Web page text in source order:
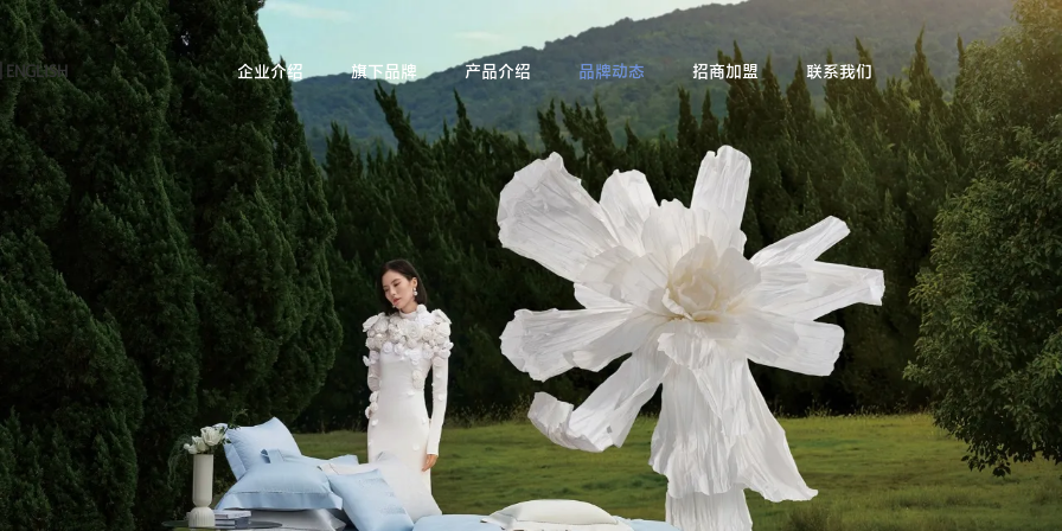
ENGLISH 企业介绍 旗下品牌 产品介绍 品牌动态 招商加盟 联系我们